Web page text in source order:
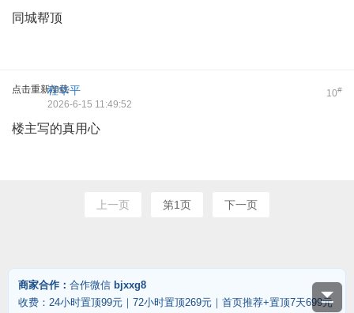
同城帮顶
点击重新加载 10#
程华平
2026-6-15 11:49:52
楼主写的真用心
上一页 第1页 下一页
商家合作： 合作微信 bjxxg8
收费：24小时置顶99元｜72小时置顶269元｜首页推荐+置顶7天699元